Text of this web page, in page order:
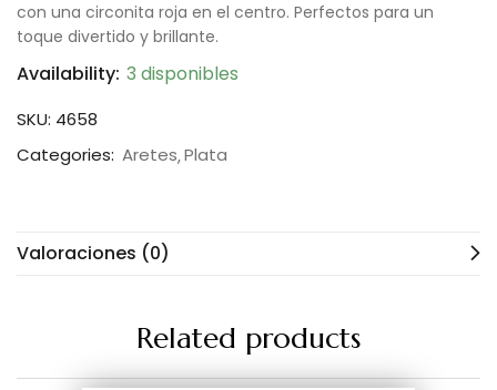
con una circonita roja en el centro. Perfectos para un
toque divertido y brillante.
Availability: 3 disponibles
SKU: 4658
Categories: Aretes Plata
Valoraciones (0)
Related products